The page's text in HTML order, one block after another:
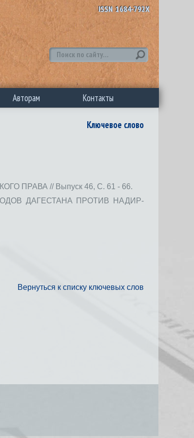
ISSN 1684-792X
Авторам Контакты
Ключевое слово
ПРАВА // Выпуск 46, С. 61 - 66.
ДАГЕСТАНА ПРОТИВ НАДИР-
Вернуться к списку ключевых слов